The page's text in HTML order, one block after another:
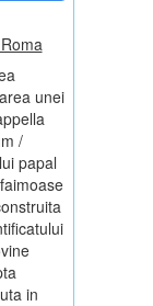
unei
/
papal
in